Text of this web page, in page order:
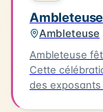
Ambleteuse
Ambleteuse
Cette
des